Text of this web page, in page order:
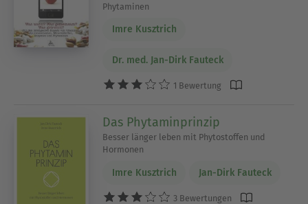
Phytaminen
Imre Kusztrich
Dr. med. Jan-Dirk Fauteck
1 Bewertung
Das Phytaminprinzip
Besser länger leben mit Phytostoffen und
Hormonen
Imre Kusztrich Jan-Dirk Fauteck
3 Bewertungen